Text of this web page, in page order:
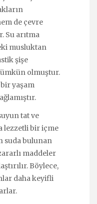
de çevre
Su arıtma
musluktan
şişe
olmuştur.
yaşam
tat ve
lezzetli bir içme
suda bulunan
maddeler
Böylece,
daha keyifli